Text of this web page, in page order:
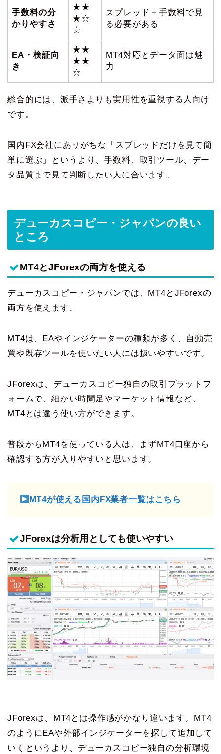
手数料の分
かりやすさ
★★
★☆
☆
スプレッド＋手数料で見
る必要がある
EA・検証向
き
★★
★★
☆
MT4対応とデータ面は魅
力
総合的には、派手さよりも実用性を重視する人向け
です。
国内FX会社にありがちな「スプレッドだけを見て簡
単に選ぶ」というより、手数料、取引ツール、デー
タ品質まで見て判断したい人に合います。
デューカスコピー・ジャパンの良い
ところ
MT4とJForexの両方を使える
デューカスコピー・ジャパンでは、MT4とJForexの
両方を使えます。
MT4は、EAやインジケーターの種類が多く、自動売
買や既存ツールを使いたい人には扱いやすいです。
JForexは、デューカスコピー独自の取引プラットフ
ォームで、細かい時間足やマーケット情報など、
MT4とは違う使い方ができます。
普段からMT4を使っている人は、まずMT4口座から
確認する方が入りやすいと思います。
MT4が使える国内FX業者一覧はこちら
JForexは分析用としても使いやすい
JForexは、MT4とは操作感がかなり違います。MT4
のようにEAや外部インジケーターを探して追加して
いくというより、デューカスコピー独自の分析環境